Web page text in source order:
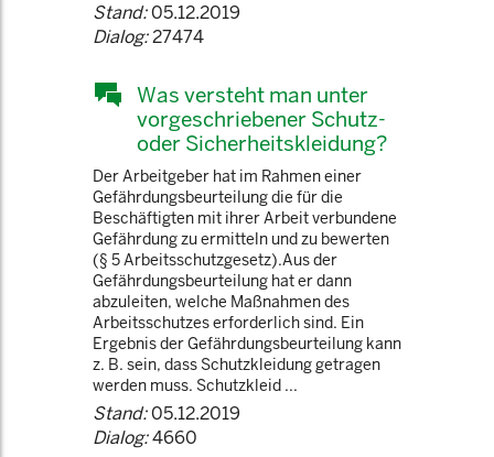
Stand:05.12.2019
Dialog:27474
Was versteht man unter
vorgeschriebener Schutz-
oder Sicherheitskleidung?
Der Arbeitgeber hat im Rahmen einer
Gefährdungsbeurteilung die für die
Beschäftigten mit ihrer Arbeit verbundene
Gefährdung zu ermitteln und zu bewerten
(§ 5 Arbeitsschutzgesetz).Aus der
Gefährdungsbeurteilung hat er dann
abzuleiten, welche Maßnahmen des
Arbeitsschutzes erforderlich sind. Ein
Ergebnis der Gefährdungsbeurteilung kann
z. B. sein, dass Schutzkleidung getragen
werden muss. Schutzkleid ...
Stand:05.12.2019
Dialog:4660